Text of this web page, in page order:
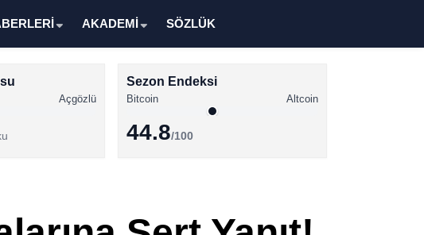
Altcoin Haberleri
AKADEMİ SÖZLÜK
Açgözlü
Sezon Endeksi
Bitcoin Altcoin
44.8/100